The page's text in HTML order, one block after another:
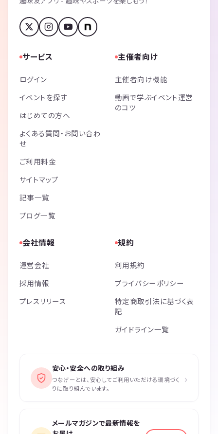
サービス
ログイン
イベントを探す
はじめての方へ
よくある質問・お問い合わ
せ
ご利用料金
サイトマップ
記事一覧
ブログ一覧
主催者向け
主催者向け機能
動画で学ぶイベント運営
のコツ
会社情報
運営会社
採用情報
プレスリリース
規約
利用規約
プライバシーポリシー
特定商取引法に基づく表
記
ガイドライン一覧
安心・安全への取り組み
つなげーとは、安心してご利用いただける環境づく
りに取り組んでいます。
›
メールマガジンで最新情報を